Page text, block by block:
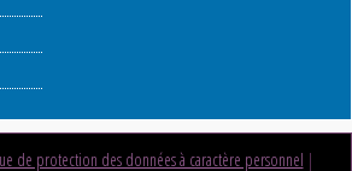
de protection des données à caractère personnel |